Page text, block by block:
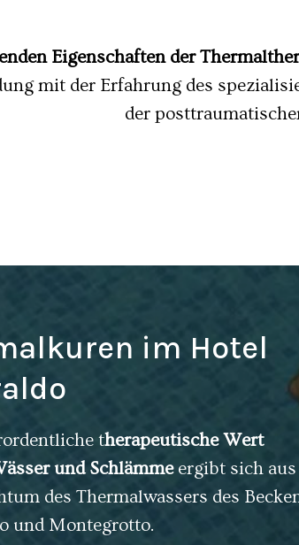
Eigenschaften der
mit der Erfahrung des
der
im Hotel
therapeutische Wert
und Schlämmeergibt sich aus
des Thermalwassers des
und Montegrotto.